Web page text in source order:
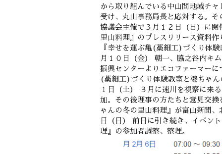
から取り組んでいる中山間地域チ
受け、丸山事務局長と応対する。
協議会主催で３月１２日（日）に
里山料理』のプレスリリース資料
『幸せを運ぶ亀(藁細工)づくり体
月１０日（金） 朝一、脇之谷内キ
振興センターよりエコファーマー
(藁細工)づくり体験教室と婆ちゃ
１日（土） ３月に速川を視察に来
加。その後理事の方たちと意見交
ゃんの冬の里山料理』が富山新聞
日（日） 前日に引き続き、イベン
理』の参加者調整、整理。